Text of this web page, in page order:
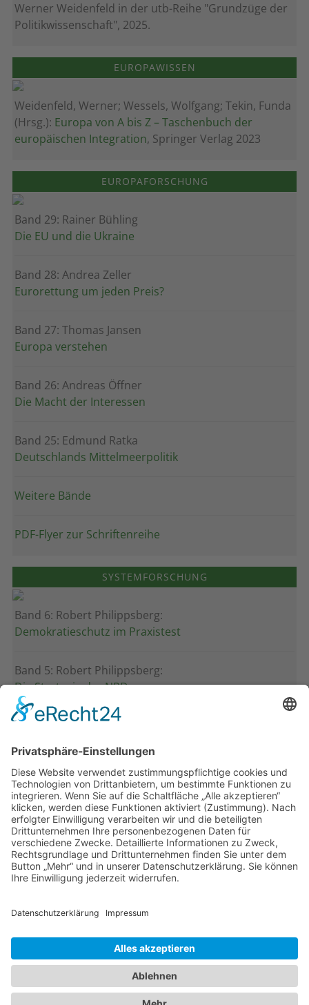
Werner Weidenfeld in der utb-Reihe "Grundzüge der
Politikwissenschaft", 2025.
EUROPAWISSEN
Weidenfeld, Werner; Wessels, Wolfgang; Tekin, Funda
(Hrsg.): Europa von A bis Z – Taschenbuch der
europäischen Integration, Springer Verlag 2023
EUROPAFORSCHUNG
Band 29: Rainer Bühling
Die EU und die Ukraine
Band 28: Andrea Zeller
Eurorettung um jeden Preis?
Band 27: Thomas Jansen
Europa verstehen
Band 26: Andreas Öffner
Die Macht der Interessen
Band 25: Edmund Ratka
Deutschlands Mittelmeerpolitik
Weitere Bände
PDF-Flyer zur Schriftenreihe
SYSTEMFORSCHUNG
Band 6: Robert Philippsberg:
Demokratieschutz im Praxistest
Band 5: Robert Philippsberg:
Die Strategie der NPD
Band 4: Uwe Wagschal (Hg.):
Band 3: Katharina Ober
Schwarz-grüne Koalitionen in nordrhein-
westfälischen Kommunen
Band 2: Sophia Burkhardt
Programmfabrik gegen Medienimperium
Band 1: Robert Kaiser
PDF-Flyer zur Schriftenreihe